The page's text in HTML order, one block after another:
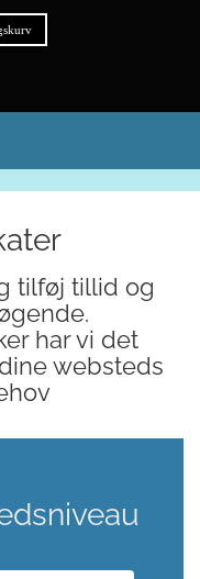
tilføj tillid og
har vi det
websteds